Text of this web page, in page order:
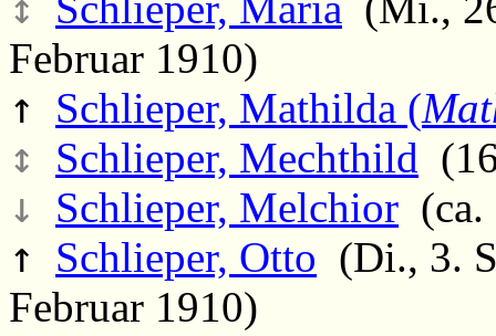
Februar 1910)
↑ Schlieper, Mathilda (
↕ Schlieper, Mechthild
↓ Schlieper, Melchior
↑ Schlieper, Otto (Di., 3.
Februar 1910)